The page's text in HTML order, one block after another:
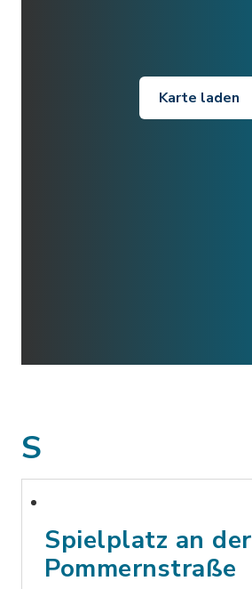
Karte laden
S
Spielplatz an der
Pommernstraße